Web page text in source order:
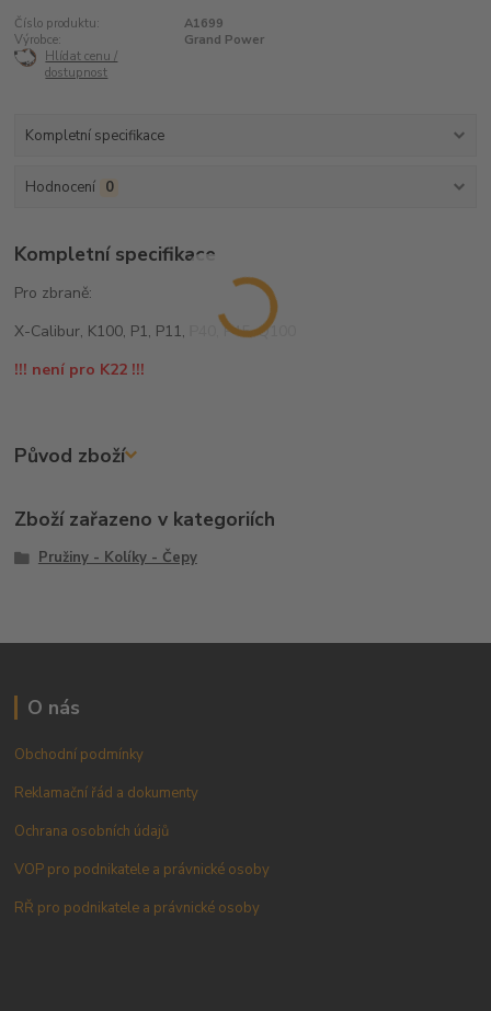
Číslo produktu:
A1699
Výrobce:
Grand Power
Hlídat cenu /
dostupnost
Kompletní specifikace
Hodnocení 0
Kompletní specifikace
Pro zbraně:
X-Calibur, K100, P1, P11, P40, P45, Q100
!!! není pro K22 !!!
Původ zboží
Zboží zařazeno v kategoriích
Pružiny - Kolíky - Čepy
O nás
Obchodní podmínky
Reklamační řád a dokumenty
Ochrana osobních údajů
VOP pro podnikatele a právnické osoby
RŘ pro podnikatele a právnické osoby